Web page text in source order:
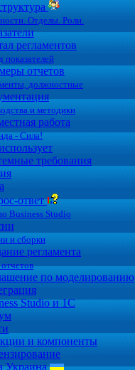
Отделы. Роли.
регламентов
показателей
отчетов
должностные
и методики
работа
- Сила!
требования
ответ
Business Studio
и сборки
регламента
отчетов
по моделированию
Studio и 1С
и компоненты
Украина